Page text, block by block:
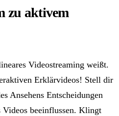
zu aktivem
Videostreaming weißt.
Erklärvideos! Stell dir
Ansehens Entscheidungen
beeinflussen. Klingt